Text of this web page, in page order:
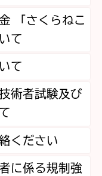
「さくらねこ
て
て
術者試験及び
ください
に係る規制強